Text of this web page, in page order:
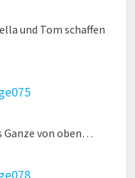
Tom schaffen
von oben…